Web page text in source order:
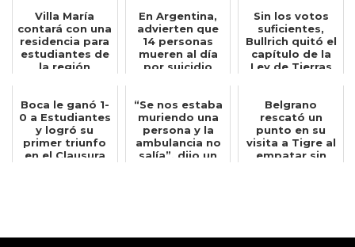
Villa María
contará con una
residencia para
estudiantes de
la región
En Argentina,
advierten que
14 personas
mueren al día
por suicidio
Sin los votos
suficientes,
Bullrich quitó el
capítulo de la
Ley de Tierras
Boca le ganó 1-
0 a Estudiantes
y logró su
primer triunfo
en el Clausura
“Se nos estaba
muriendo una
persona y la
ambulancia no
salía”, dijo un
Belgrano
rescató un
punto en su
visita a Tigre al
empatar sin